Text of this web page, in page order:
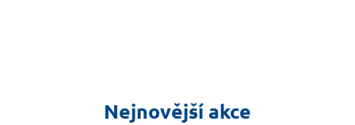
Nejnovější akce